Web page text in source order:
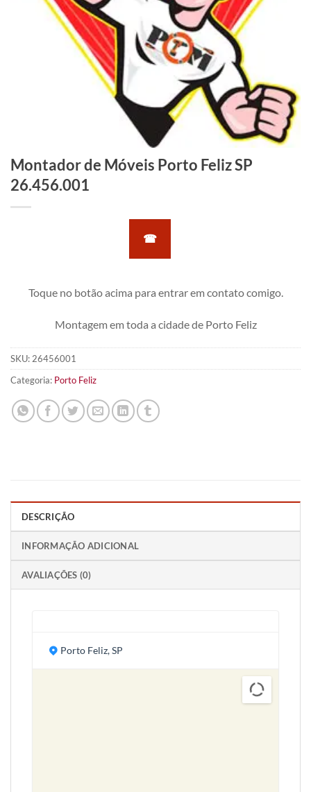
Montador de Móveis Porto Feliz SP
26.456.001
☎
Toque no botão acima para entrar em contato comigo.
Montagem em toda a cidade de Porto Feliz
SKU: 26456001
Categoria: Porto Feliz
DESCRIÇÃO
INFORMAÇÃO ADICIONAL
AVALIAÇÕES (0)
Porto Feliz, SP